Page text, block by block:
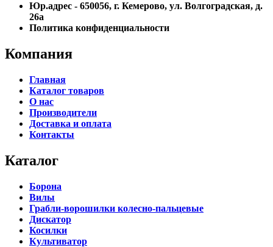
Юр.адрес - 650056, г. Кемерово, ул. Волгоградская, д.
26а
Политика конфиденциальности
Компания
Главная
Каталог товаров
О нас
Производители
Доставка и оплата
Контакты
Каталог
Борона
Вилы
Грабли-ворошилки колесно-пальцевые
Дискатор
Косилки
Культиватор